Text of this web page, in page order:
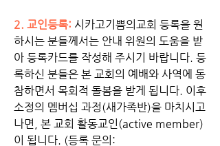
2. 교인등록: 시카고기쁨의교회 등록을 원
하시는 분들께서는 안내 위원의 도움을 받
아 등록카드를 작성해 주시기 바랍니다. 등
록하신 분들은 본 교회의 예배와 사역에 동
참하면서 목회적 돌봄을 받게 됩니다. 이후
소정의 멤버십 과정(새가족반)을 마치시고
나면, 본 교회 활동교인(active member)